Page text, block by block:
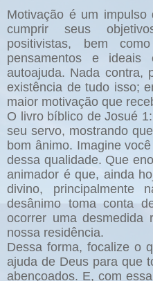
Motivação é um
cumprir seus
positivistas, bem
pensamentos e ideais
autoajuda. Nada contra,
existência de tudo isso;
maior motivação que
O livro bíblico de Josué
seu servo, mostrando
bom ânimo. Imagine
dessa qualidade. Que
animador é que, ainda
divino, principalmente
desânimo toma conta
ocorrer uma desmedida
nossa residência.
Dessa forma, focalize o
ajuda de Deus para que
abençoados. E, com